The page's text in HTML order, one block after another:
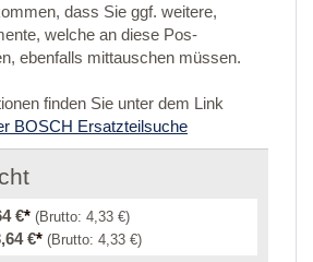
dass Sie ggf. weitere,
welche an diese Pos-
ebenfalls mittauschen müssen.
finden Sie unter dem Link
BOSCH Ersatzteilsuche
€* (Brutto: 4,33 €)
€* (Brutto: 4,33 €)